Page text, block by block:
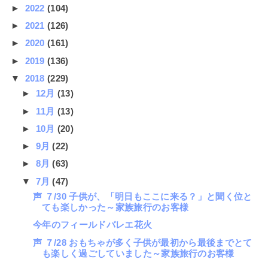
► 2022(104)
► 2021(126)
► 2020(161)
► 2019(136)
▼ 2018(229)
► 12月 (13)
► 11月 (13)
► 10月 (20)
► 9月(22)
► 8月(63)
▼ 7月(47)
声 ７/30 子供が、「明日もここに来る？」と聞く位と
ても楽しかった～家族旅行のお客様
今年のフィールドバレエ花火
声 ７/28 おもちゃが多く子供が最初から最後までとて
も楽しく過ごしていました～家族旅行のお客様